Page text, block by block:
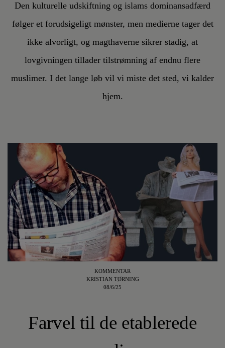
Den kulturelle udskiftning og islams dominansadfærd
følger et forudsigeligt mønster, men medierne tager det
ikke alvorligt, og magthaverne sikrer stadig, at
lovgivningen tillader tilstrømning af endnu flere
muslimer. I det lange løb vil vi miste det sted, vi kalder
hjem.
KOMMENTAR
KRISTIAN TØRNING
08/6/25
Farvel til de etablerede